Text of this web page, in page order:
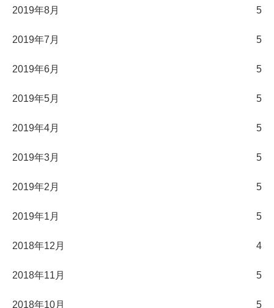
2019年8月 5
2019年7月 5
2019年6月 5
2019年5月 5
2019年4月 5
2019年3月 5
2019年2月 5
2019年1月 5
2018年12月 4
2018年11月 5
2018年10月 5